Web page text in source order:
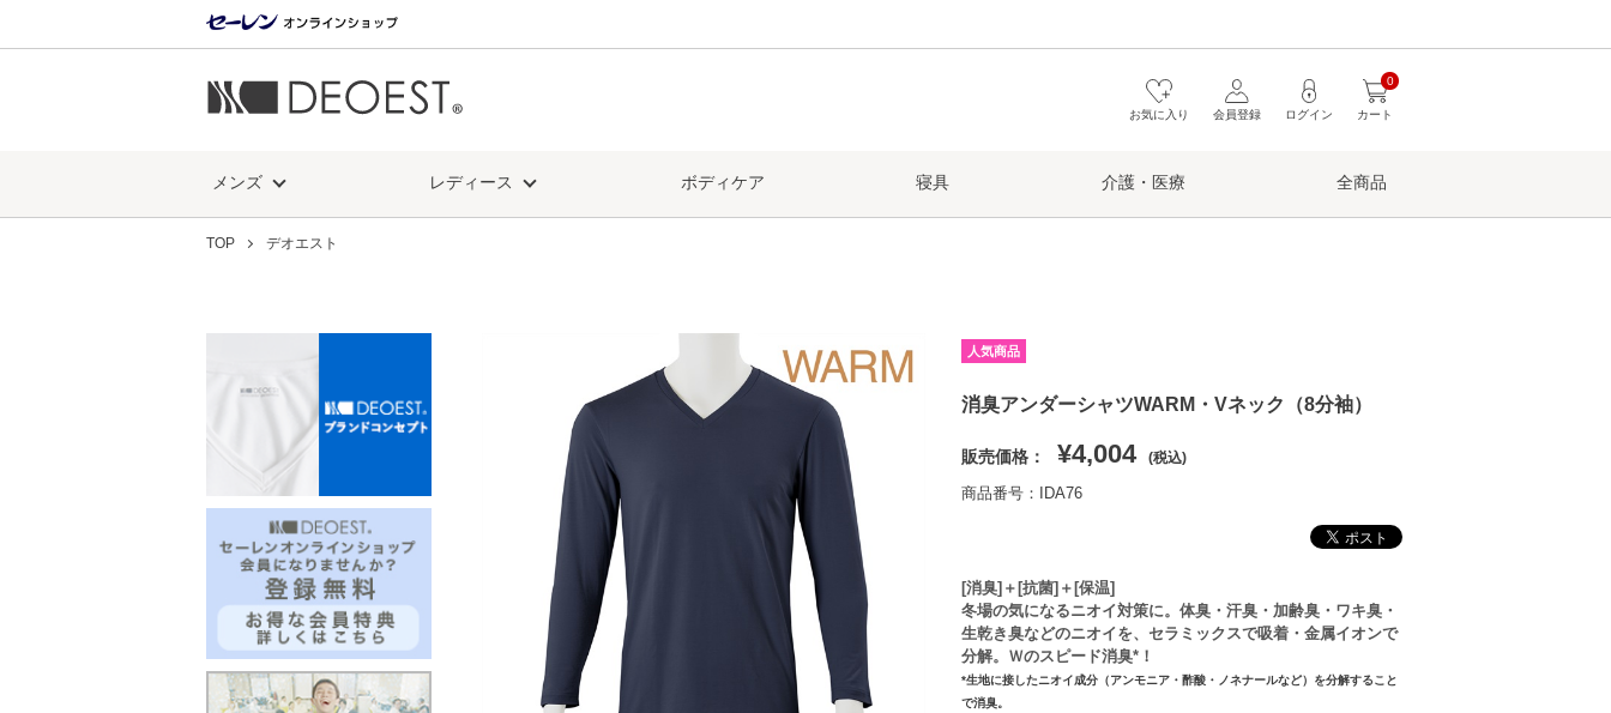
カート
0
ログイン
会員登録
お気に入り
メンズ レディース ボディケア 寝具 介護・医療 全商品
TOP デオエスト
人気商品
消臭アンダーシャツWARM・Vネック（8分袖）
販売価格： ¥4,004 (税込)
商品番号：IDA76
[消臭]＋[抗菌]＋[保温]
冬場の気になるニオイ対策に。体臭・汗臭・加齢臭・ワキ臭・
生乾き臭などのニオイを、セラミックスで吸着・金属イオンで
分解。Ｗのスピード消臭*！
*生地に接したニオイ成分（アンモニア・酢酸・ノネナールなど）を分解すること
で消臭。